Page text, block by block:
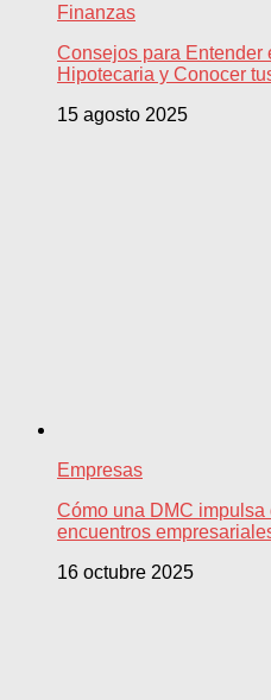
Finanzas
Consejos para Entender
Hipotecaria y Conocer
15 agosto 2025
Empresas
Cómo una DMC impulsa
encuentros
16 octubre 2025